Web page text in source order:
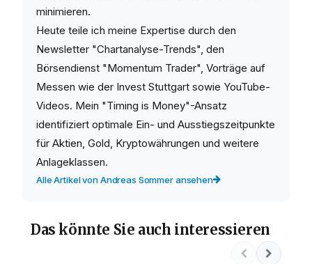
minimieren.
Heute teile ich meine Expertise durch den
Newsletter "Chartanalyse-Trends", den
Börsendienst "Momentum Trader", Vorträge auf
Messen wie der Invest Stuttgart sowie YouTube-
Videos. Mein "Timing is Money"-Ansatz
identifiziert optimale Ein- und Ausstiegszeitpunkte
für Aktien, Gold, Kryptowährungen und weitere
Anlageklassen.
Alle Artikel von Andreas Sommer ansehen
Das könnte Sie auch interessieren